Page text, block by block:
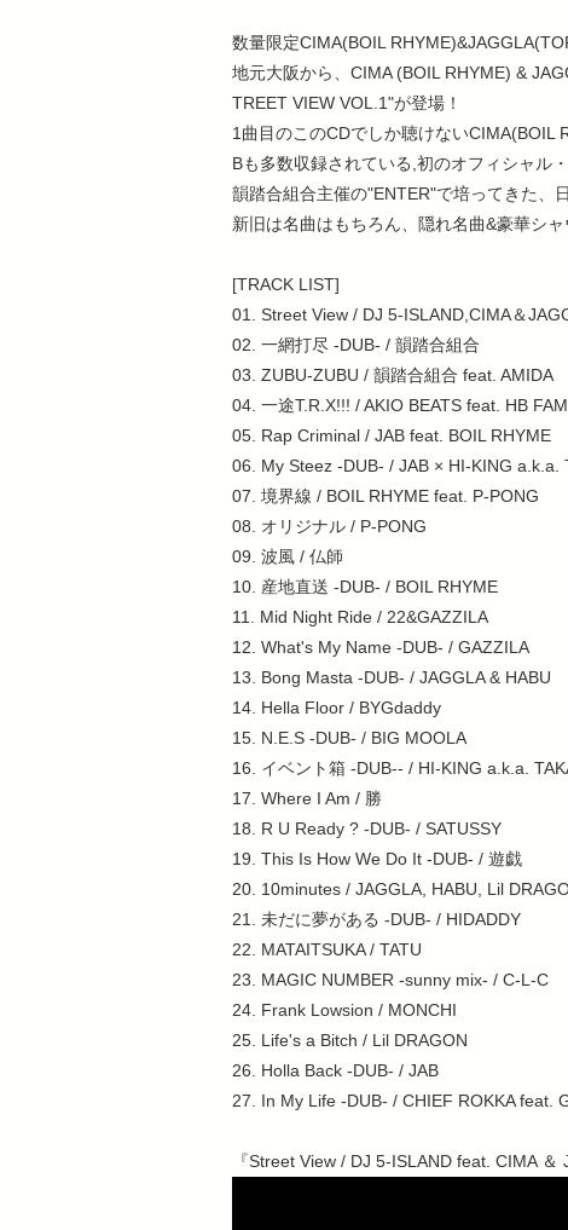
数量限定CIMA(BOIL
地元大阪から、CIMA (BOIL RHYME) &
TREET VIEW VOL.1"が登場！
1曲目のこのCDでしか聴けないCIMA(BOIL
Bも多数収録されている,初のオフィシャル
韻踏合組合主催の"ENTER"で培ってきた、
新旧は名曲はもちろん、隠れ名曲&豪華シ
[TRACK LIST]
01. Street View / DJ 5-ISLAND,CIMA＆
02. 一網打尽 -DUB- / 韻踏合組合
03. ZUBU-ZUBU / 韻踏合組合 feat. AMIDA
04. 一途T.R.X!!! / AKIO BEATS feat. HB
05. Rap Criminal / JAB feat. BOIL RHYME
06. My Steez -DUB- / JAB × HI-KING a.k.a.
07. 境界線 / BOIL RHYME feat. P-PONG
08. オリジナル / P-PONG
09. 波風 / 仏師
10. 産地直送 -DUB- / BOIL RHYME
11. Mid Night Ride / 22&GAZZILA
12. What's My Name -DUB- / GAZZILA
13. Bong Masta -DUB- / JAGGLA & HABU
14. Hella Floor / BYGdaddy
15. N.E.S -DUB- / BIG MOOLA
16. イベント箱 -DUB-- / HI-KING a.k.a.
17. Where I Am / 勝
18. R U Ready ? -DUB- / SATUSSY
19. This Is How We Do It -DUB- / 遊戯
20. 10minutes / JAGGLA, HABU, Lil
21. 未だに夢がある -DUB- / HIDADDY
22. MATAITSUKA / TATU
23. MAGIC NUMBER -sunny mix- / C-L-C
24. Frank Lowsion / MONCHI
25. Life's a Bitch / Lil DRAGON
26. Holla Back -DUB- / JAB
27. In My Life -DUB- / CHIEF ROKKA feat.
『Street View / DJ 5-ISLAND feat. CIMA ＆